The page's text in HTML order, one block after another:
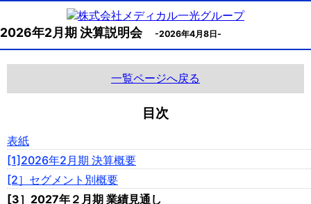
2026年2月期 決算説明会 -2026年4月8日-
一覧ページへ戻る
目次
表紙
[1]2026年2月期 決算概要
[2］セグメント別概要
[3］2027年２月期 業績見通し